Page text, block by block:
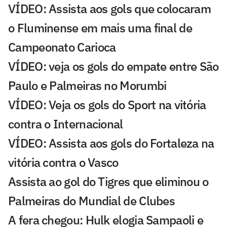
VÍDEO: Assista aos gols que colocaram
o Fluminense em mais uma final de
Campeonato Carioca
VÍDEO: veja os gols do empate entre São
Paulo e Palmeiras no Morumbi
VÍDEO: Veja os gols do Sport na vitória
contra o Internacional
VÍDEO: Assista aos gols do Fortaleza na
vitória contra o Vasco
Assista ao gol do Tigres que eliminou o
Palmeiras do Mundial de Clubes
A fera chegou: Hulk elogia Sampaoli e